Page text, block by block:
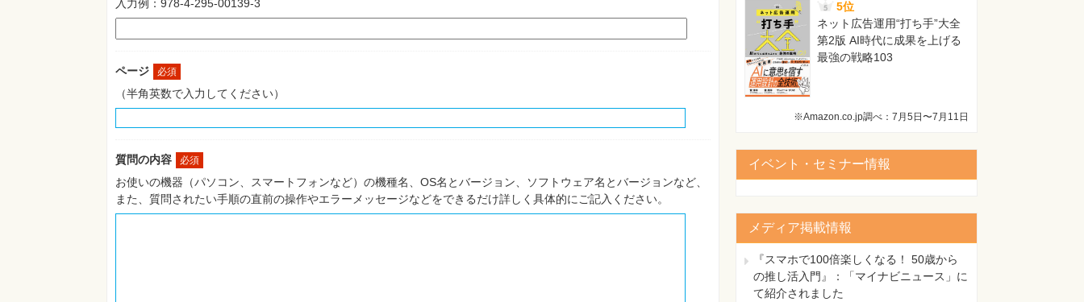
入力例：978-4-295-00139-3
ページ 必須
（半角英数で入力してください）
質問の内容 必須
お使いの機器（パソコン、スマートフォンなど）の機種名、OS名とバージョン、ソフトウェア名とバージョンなど、
また、質問されたい手順の直前の操作やエラーメッセージなどをできるだけ詳しく具体的にご記入ください。
5位
ネット広告運用“打ち手”大全
第2版 AI時代に成果を上げる
最強の戦略103
※Amazon.co.jp調べ：7月5日〜7月11日
イベント・セミナー情報
メディア掲載情報
『スマホで100倍楽しくなる！ 50歳から
の推し活入門』：「マイナビニュース」に
て紹介されました